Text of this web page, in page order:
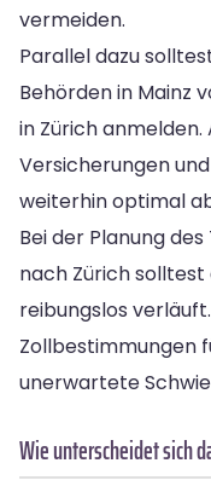
vermeiden.
Parallel dazu
Behörden in Mainz
in Zürich
Versicherungen
weiterhin optimal
Bei der Planung
nach Zürich
reibungslos
Zollbestimmungen
unerwartete
Wie unterscheidet sich